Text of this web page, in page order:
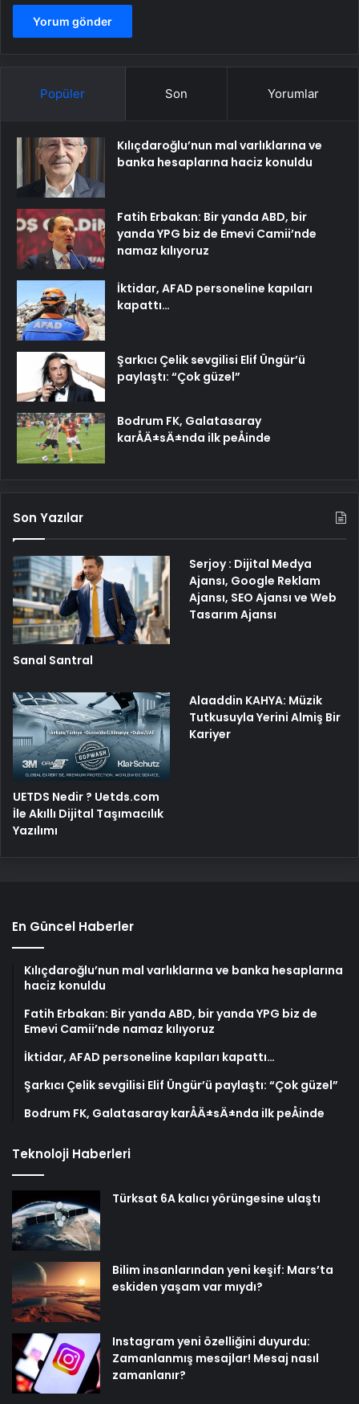
Popüler Son Yorumlar
Kılıçdaroğlu’nun mal varlıklarına ve
banka hesaplarına haciz konuldu
Fatih Erbakan: Bir yanda ABD, bir
yanda YPG biz de Emevi Camii’nde
namaz kılıyoruz
İktidar, AFAD personeline kapıları
kapattı…
Şarkıcı Çelik sevgilisi Elif Üngür’ü
paylaştı: “Çok güzel”
Bodrum FK, Galatasaray
karÅÄ±sÄ±nda ilk peÅinde
Son Yazılar
Sanal Santral
Serjoy : Dijital Medya
Ajansı, Google Reklam
Ajansı, SEO Ajansı ve Web
Tasarım Ajansı
UETDS Nedir ? Uetds.com
İle Akıllı Dijital Taşımacılık
Yazılımı
Alaaddin KAHYA: Müzik
Tutkusuyla Yerini Almiş Bir
Kariyer
En Güncel Haberler
Kılıçdaroğlu’nun mal varlıklarına ve banka hesaplarına
haciz konuldu
Fatih Erbakan: Bir yanda ABD, bir yanda YPG biz de
Emevi Camii’nde namaz kılıyoruz
İktidar, AFAD personeline kapıları kapattı…
Şarkıcı Çelik sevgilisi Elif Üngür’ü paylaştı: “Çok güzel”
Bodrum FK, Galatasaray karÅÄ±sÄ±nda ilk peÅinde
Teknoloji Haberleri
Türksat 6A kalıcı yörüngesine ulaştı
Bilim insanlarından yeni keşif: Mars’ta
eskiden yaşam var mıydı?
Instagram yeni özelliğini duyurdu:
Zamanlanmış mesajlar! Mesaj nasıl
zamanlanır?